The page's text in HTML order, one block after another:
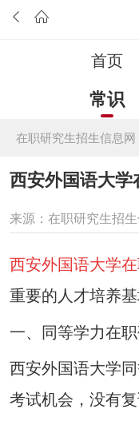
首页
常识
在职研究生招生信息网
西安外国语大
来源：在职研究生招
西安外国语大学
重要的人才培养
一、同等学力在
西安外国语大学
考试机会，没有